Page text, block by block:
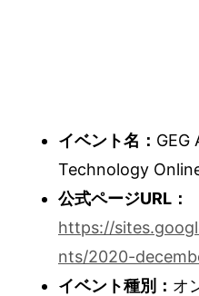
イベント名： GEG
Technology
公式ページURL：
https://
nts/2020-
イベント種別： オ